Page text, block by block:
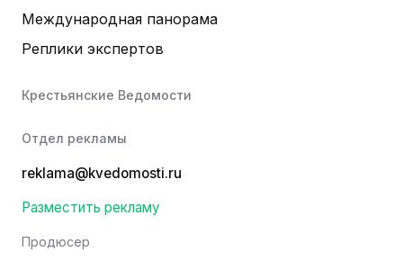
Международная панорама
Реплики экспертов
Крестьянские Ведомости
Отдел рекламы
reklama@kvedomosti.ru
Разместить рекламу
Продюсер